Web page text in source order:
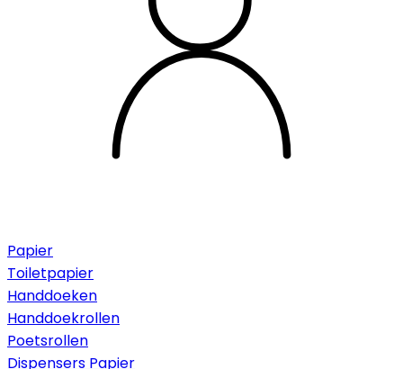
Papier
Toiletpapier
Handdoeken
Handdoekrollen
Poetsrollen
Dispensers Papier